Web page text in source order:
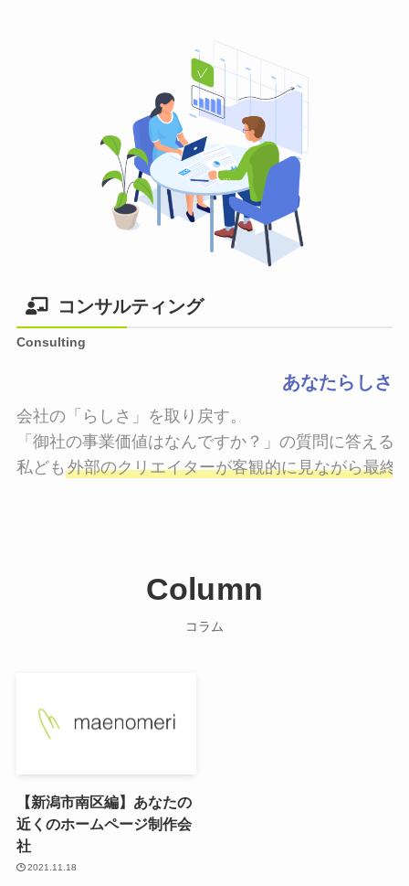
コンサルティング
Consulting
あなたらしさ
会社の「らしさ」を取り戻す。
「御社の事業価値はなんですか？」の質問に答える
私ども 外部のクリエイターが客観的に見ながら最終
Column
コラム
【新潟市南区編】あなたの
近くのホームページ制作会
社
2021.11.18